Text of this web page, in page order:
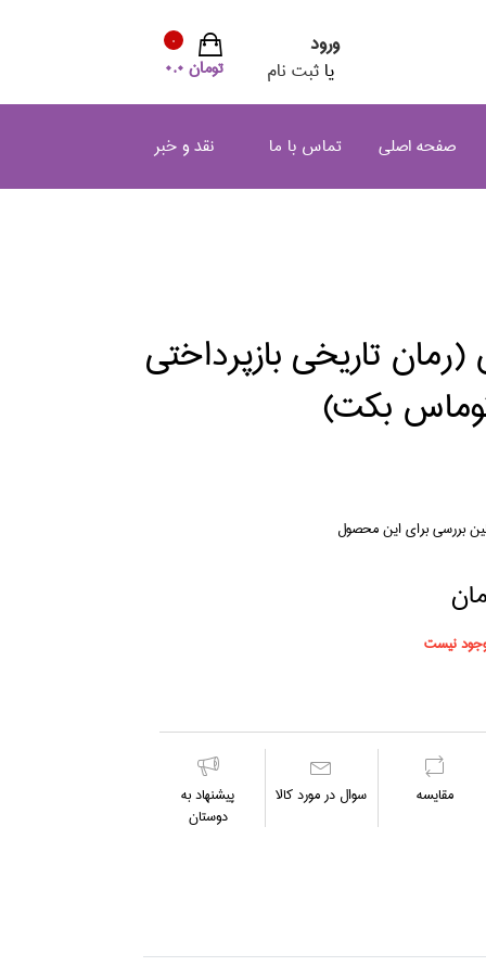
ورود
یا ثبت نام تومان 0.0
0
صفحه اصلی تماس با ما نقد و خبر
تاريخي بازپرداختي
بكت)
بررسی برای این محصول
نیست
مقايسه سوال در مورد كالا
پیشنهاد به
دوستان